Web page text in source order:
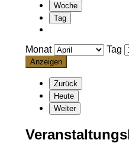
Woche
Tag
Monat Tag
Zurück
Heute
Weiter